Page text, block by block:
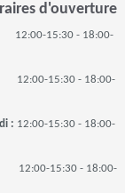
d'ouverture
:
12:00-15:30 - 18:00-
:
12:00-15:30 - 18:00-
: 12:00-15:30 - 18:00-
:
12:00-15:30 - 18:00-